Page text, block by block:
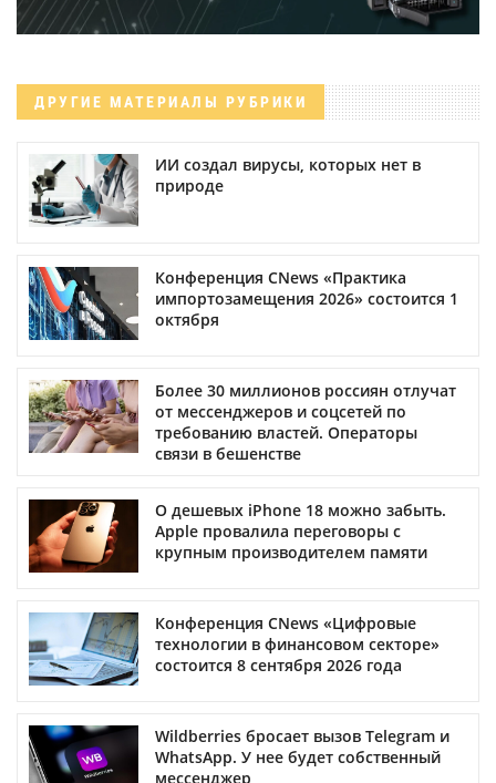
ДРУГИЕ МАТЕРИАЛЫ РУБРИКИ
ИИ создал вирусы, которых нет в
природе
Конференция CNews «Практика
импортозамещения 2026» состоится 1
октября
Более 30 миллионов россиян отлучат
от мессенджеров и соцсетей по
требованию властей. Операторы
связи в бешенстве
О дешевых iPhone 18 можно забыть.
Apple провалила переговоры с
крупным производителем памяти
Конференция CNews «Цифровые
технологии в финансовом секторе»
состоится 8 сентября 2026 года
Wildberries бросает вызов Telegram и
WhatsApp. У нее будет собственный
мессенджер